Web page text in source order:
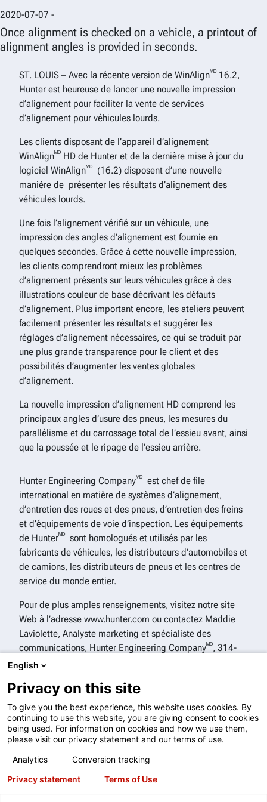
2020-07-07 -
Once alignment is checked on a vehicle, a printout of
alignment angles is provided in seconds.
ST. LOUIS – Avec la récente version de WinAlignᴹᴰ 16.2,
Hunter est heureuse de lancer une nouvelle impression
d’alignement pour faciliter la vente de services
d’alignement pour véhicules lourds.
Les clients disposant de l’appareil d’alignement
WinAlignᴹᴰ HD de Hunter et de la dernière mise à jour du
logiciel WinAlignᴹᴰ
(16.2) disposent d’une nouvelle
manière de présenter les résultats d’alignement des
véhicules lourds.
Une fois l’alignement vérifié sur un véhicule, une
impression des angles d’alignement est fournie en
quelques secondes. Grâce à cette nouvelle impression,
les clients comprendront mieux les problèmes
d’alignement présents sur leurs véhicules grâce à des
illustrations couleur de base décrivant les défauts
d’alignement. Plus important encore, les ateliers peuvent
facilement présenter les résultats et suggérer les
réglages d’alignement nécessaires, ce qui se traduit par
une plus grande transparence pour le client et des
possibilités d’augmenter les ventes globales
d’alignement.
La nouvelle impression d’alignement HD comprend les
principaux angles d’usure des pneus, les mesures du
parallélisme et du carrossage total de l’essieu avant, ainsi
que la poussée et le ripage de l’essieu arrière.
Hunter Engineering Companyᴹᴰ est chef de file
international en matière de systèmes d’alignement,
d’entretien des roues et des pneus, d’entretien des freins
et d’équipements de voie d’inspection. Les équipements
de Hunterᴹᴰ sont homologués et utilisés par les
fabricants de véhicules, les distributeurs d’automobiles et
de camions, les distributeurs de pneus et les centres de
service du monde entier.
Pour de plus amples renseignements, visitez notre site
Web à l’adresse www.hunter.com ou contactez Maddie
Laviolette, Analyste marketing et spécialiste des
communications, Hunter Engineering Companyᴹᴰ, 314-
716-0380.
Pour en savoir plus, veuillez communiquer avec votre
https://www.hunter.com/contact
© 1994-2026 Compagnie Hunter Engineering. Tous droits
réservés.
HunterNetUS 2.0.0
Conditions d’abonnement
Conditions d'utilisation d'Inspection Live - 2 décembre 2025
English
Privacy on this site
To give you the best experience, this website uses cookies. By
continuing to use this website, you are giving consent to cookies
being used. For information on cookies and how we use them,
please visit our privacy statement and our terms of use.
Analytics
Conversion tracking
Privacy statement
Terms of Use